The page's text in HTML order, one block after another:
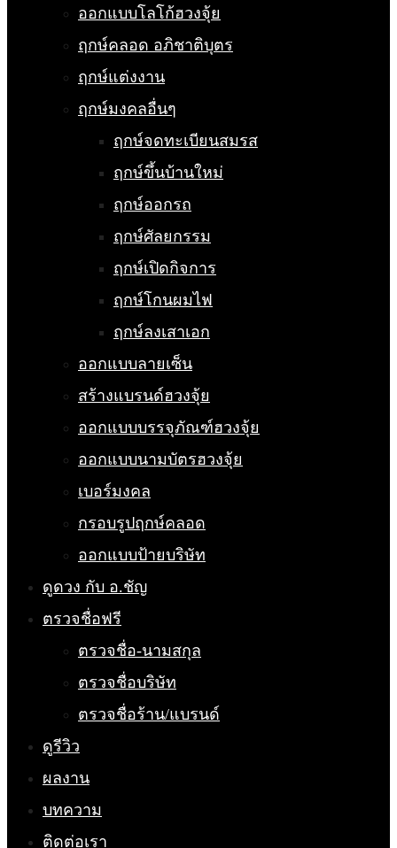
ออกแบบโลโก้ฮวงจุ้ย
ฤกษ์คลอด อภิชาติบุตร
ฤกษ์แต่งงาน
ฤกษ์มงคลอื่นๆ
ฤกษ์จดทะเบียนสมรส
ฤกษ์ขึ้นบ้านใหม่
ฤกษ์ออกรถ
ฤกษ์ศัลยกรรม
ฤกษ์เปิดกิจการ
ฤกษ์โกนผมไฟ
ฤกษ์ลงเสาเอก
ออกแบบลายเซ็น
สร้างแบรนด์ฮวงจุ้ย
ออกแบบบรรจุภัณฑ์ฮวงจุ้ย
ออกแบบนามบัตรฮวงจุ้ย
เบอร์มงคล
กรอบรูปฤกษ์คลอด
ออกแบบป้ายบริษัท
ดูดวง กับ อ.ชัญ
ตรวจชื่อฟรี
ตรวจชื่อ-นามสกุล
ตรวจชื่อบริษัท
ตรวจชื่อร้าน/แบรนด์
ดูรีวิว
ผลงาน
บทความ
ติดต่อเรา